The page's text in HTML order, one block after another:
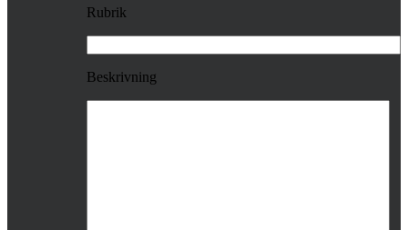
Rubrik
Beskrivning